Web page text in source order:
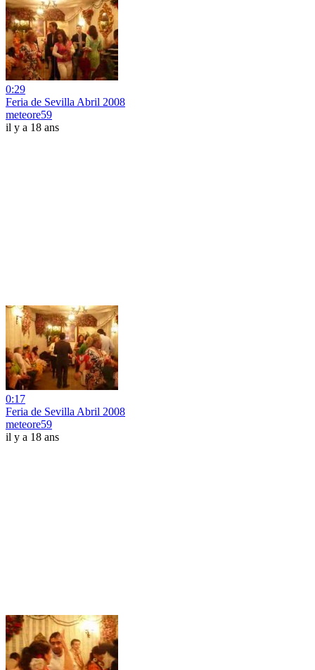
0:29
Feria de Sevilla Abril 2008
meteore59
il y a 18 ans
0:17
Feria de Sevilla Abril 2008
meteore59
il y a 18 ans